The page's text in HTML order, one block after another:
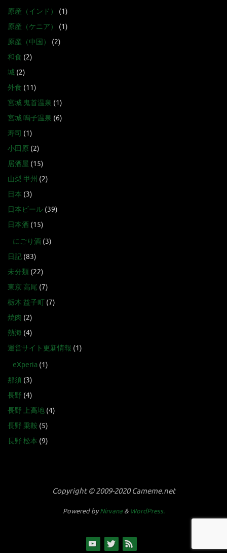
原産（インド）
(1)
原産（ケニア）
(1)
原産（中国）
(2)
和食 (2)
城 (2)
外食 (11)
宮城 鬼首温泉 (1)
宮城 鳴子温泉 (6)
寿司 (1)
小田原 (2)
居酒屋 (15)
山梨 甲州 (2)
日本 (3)
日本ビール (39)
日本酒 (15)
にごり酒 (3)
日記 (83)
未分類 (22)
東京 高尾 (7)
栃木 益子町 (7)
焼肉 (2)
熱海 (4)
運営サイト更新情報 (1)
eXperia (1)
那須 (3)
長野 (4)
長野 上高地 (4)
長野 乗鞍 (5)
長野 松本 (9)
Copyright © 2009-2020 Cameme.net
Powered byNirvana& WordPress.